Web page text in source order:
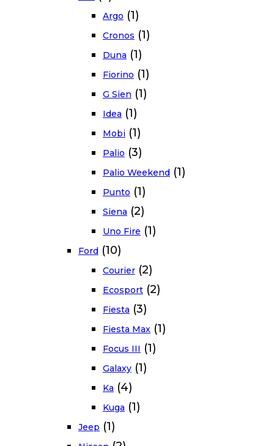
Argo (1)
Cronos (1)
Duna (1)
Fiorino (1)
G Sien (1)
Idea (1)
Mobi (1)
Palio (3)
Palio Weekend (1)
Punto (1)
Siena (2)
Uno Fire (1)
Ford (10)
Courier (2)
Ecosport (2)
Fiesta (3)
Fiesta Max (1)
Focus III (1)
Galaxy (1)
Ka (4)
Kuga (1)
Jeep (1)